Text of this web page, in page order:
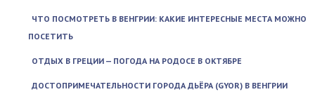
ЧТО ПОСМОТРЕТЬ В ВЕНГРИИ: КАКИЕ ИНТЕРЕСНЫЕ МЕСТА МОЖНО
ПОСЕТИТЬ
ОТДЫХ В ГРЕЦИИ — ПОГОДА НА РОДОСЕ В ОКТЯБРЕ
ДОСТОПРИМЕЧАТЕЛЬНОСТИ ГОРОДА ДЬЁРА (GYOR) В ВЕНГРИИ